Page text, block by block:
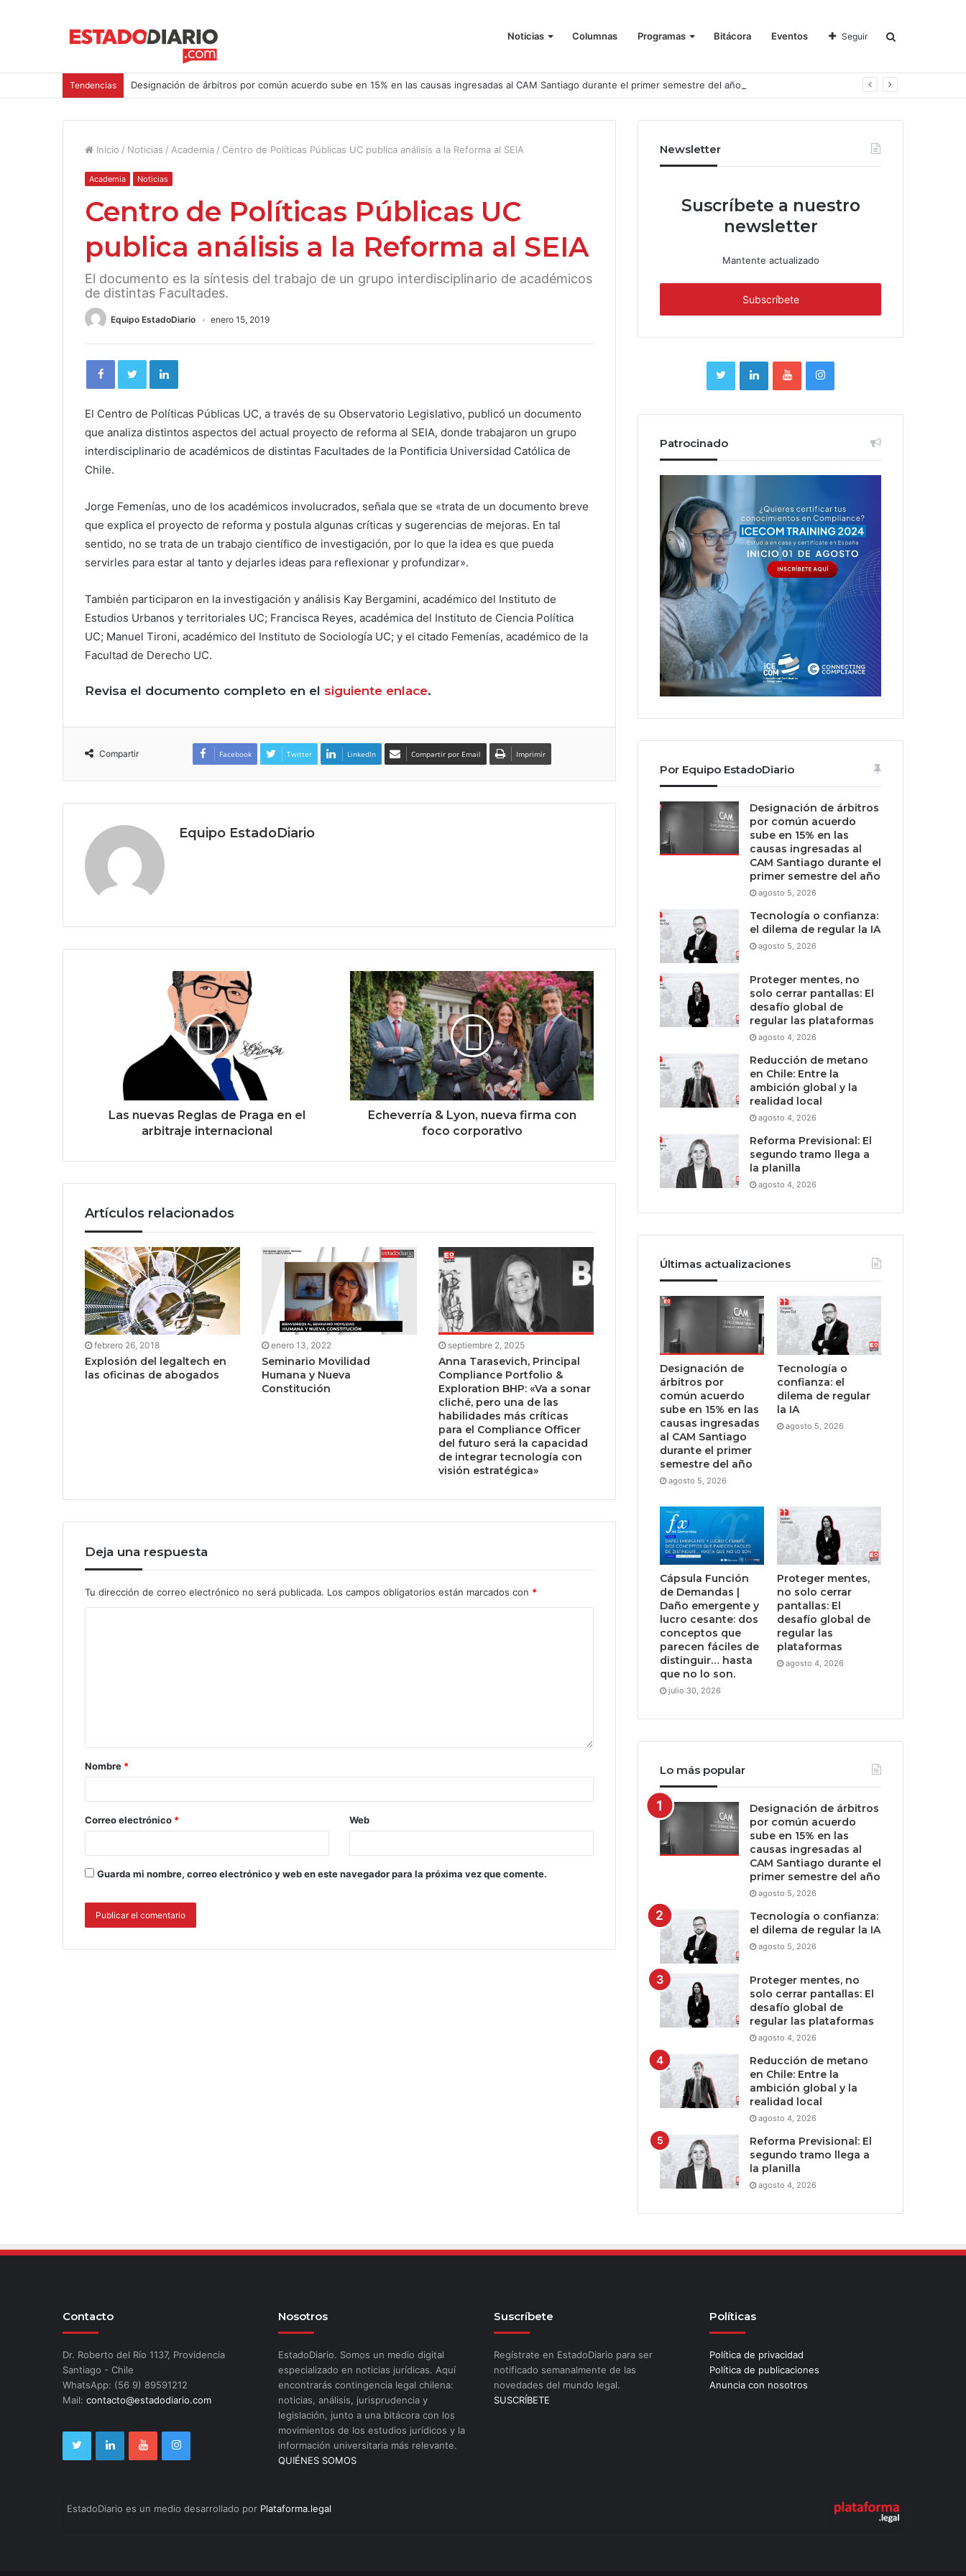
Noticias Columnas Programas Bitácora Eventos Seguir
Tendencias Designación de árbitros por común acuerdo sube en 15% en las causas ingresadas al CAM Santiago durante el primer semestre del año
Inicio / Noticias / Academia / Centro de Políticas Públicas UC publica análisis a la Reforma al SEIA
Academia Noticias
Centro de Políticas Públicas UC
publica análisis a la Reforma al SEIA
El documento es la síntesis del trabajo de un grupo interdisciplinario de académicos
de distintas Facultades.
Equipo EstadoDiario enero 15, 2019
El Centro de Políticas Públicas UC, a través de su Observatorio Legislativo, publicó un documento
que analiza distintos aspectos del actual proyecto de reforma al SEIA, donde trabajaron un grupo
interdisciplinario de académicos de distintas Facultades de la Pontificia Universidad Católica de
Chile.
Jorge Femenías, uno de los académicos involucrados, señala que se «trata de un documento breve
que explica el proyecto de reforma y postula algunas críticas y sugerencias de mejoras. En tal
sentido, no se trata de un trabajo científico de investigación, por lo que la idea es que pueda
servirles para estar al tanto y dejarles ideas para reflexionar y profundizar».
También participaron en la investigación y análisis Kay Bergamini, académico del Instituto de
Estudios Urbanos y territoriales UC; Francisca Reyes, académica del Instituto de Ciencia Política
UC; Manuel Tironi, académico del Instituto de Sociología UC; y el citado Femenías, académico de la
Facultad de Derecho UC.
Revisa el documento completo en el siguiente enlace.
Compartir Facebook Twitter LinkedIn Compartir por Email Imprimir
Equipo EstadoDiario
Las nuevas Reglas de Praga en el
arbitraje internacional
Echeverría & Lyon, nueva firma con
foco corporativo
Artículos relacionados
febrero 26, 2018
Explosión del legaltech en
las oficinas de abogados
enero 13, 2022
Seminario Movilidad
Humana y Nueva
Constitución
septiembre 2, 2025
Anna Tarasevich, Principal
Compliance Portfolio &
Exploration BHP: «Va a sonar
cliché, pero una de las
habilidades más críticas
para el Compliance Officer
del futuro será la capacidad
de integrar tecnología con
visión estratégica»
Deja una respuesta
Tu dirección de correo electrónico no será publicada. Los campos obligatorios están marcados con *
Nombre *
Correo electrónico * Web
Guarda mi nombre, correo electrónico y web en este navegador para la próxima vez que comente.
Newsletter
Suscríbete a nuestro
newsletter
Mantente actualizado
Patrocinado
Por Equipo EstadoDiario
Designación de árbitros
por común acuerdo
sube en 15% en las
causas ingresadas al
CAM Santiago durante el
primer semestre del año
agosto 5, 2026
Tecnología o confianza:
el dilema de regular la IA
agosto 5, 2026
Proteger mentes, no
solo cerrar pantallas: El
desafío global de
regular las plataformas
agosto 4, 2026
Reducción de metano
en Chile: Entre la
ambición global y la
realidad local
agosto 4, 2026
Reforma Previsional: El
segundo tramo llega a
la planilla
agosto 4, 2026
Últimas actualizaciones
Designación de
árbitros por
común acuerdo
sube en 15% en las
causas ingresadas
al CAM Santiago
durante el primer
semestre del año
agosto 5, 2026
Tecnología o
confianza: el
dilema de regular
la IA
agosto 5, 2026
Cápsula Función
de Demandas |
Daño emergente y
lucro cesante: dos
conceptos que
parecen fáciles de
distinguir… hasta
que no lo son.
julio 30, 2026
Proteger mentes,
no solo cerrar
pantallas: El
desafío global de
regular las
plataformas
agosto 4, 2026
Lo más popular
Designación de árbitros
por común acuerdo
sube en 15% en las
causas ingresadas al
CAM Santiago durante el
primer semestre del año
agosto 5, 2026
Tecnología o confianza:
el dilema de regular la IA
agosto 5, 2026
Proteger mentes, no
solo cerrar pantallas: El
desafío global de
regular las plataformas
agosto 4, 2026
Reducción de metano
en Chile: Entre la
ambición global y la
realidad local
agosto 4, 2026
Reforma Previsional: El
segundo tramo llega a
la planilla
agosto 4, 2026
Contacto
Dr. Roberto del Río 1137, Providencia
Santiago - Chile
WhatsApp: (56 9) 89591212
Mail: contacto@estadodiario.com
Nosotros
EstadoDiario. Somos un medio digital
especializado en noticias jurídicas. Aquí
encontrarás contingencia legal chilena:
noticias, análisis, jurisprudencia y
legislación, junto a una bitácora con los
movimientos de los estudios jurídicos y la
información universitaria más relevante.
QUIÉNES SOMOS
Suscríbete
Regístrate en EstadoDiario para ser
notificado semanalmente de las
novedades del mundo legal.
SUSCRÍBETE
Políticas
Política de privacidad
Política de publicaciones
Anuncia con nosotros
EstadoDiario es un medio desarrollado por Plataforma.legal